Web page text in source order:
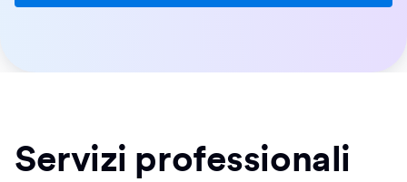
Servizi professionali